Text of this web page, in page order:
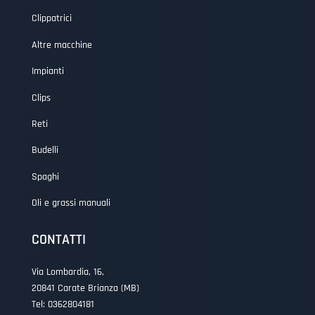
Clippatrici
Altre macchine
Impianti
Clips
Reti
Budelli
Spaghi
Oli e grassi manuali
CONTATTI
Via Lombardia, 16,
20841 Carate Brianza (MB)
Tel: 0362804181